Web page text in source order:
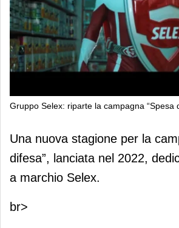
Gruppo Selex: riparte la campagna “Spesa
Gruppo Selex: riparte la
“Spesa difesa”
Una nuova stagione per la
difesa”, lanciata nel 2022,
a marchio Selex.
br>